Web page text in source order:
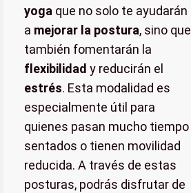
yoga que no solo te ayudarán
a mejorar la postura, sino que
también fomentarán la
flexibilidad y reducirán el
estrés. Esta modalidad es
especialmente útil para
quienes pasan mucho tiempo
sentados o tienen movilidad
reducida. A través de estas
posturas, podrás disfrutar de